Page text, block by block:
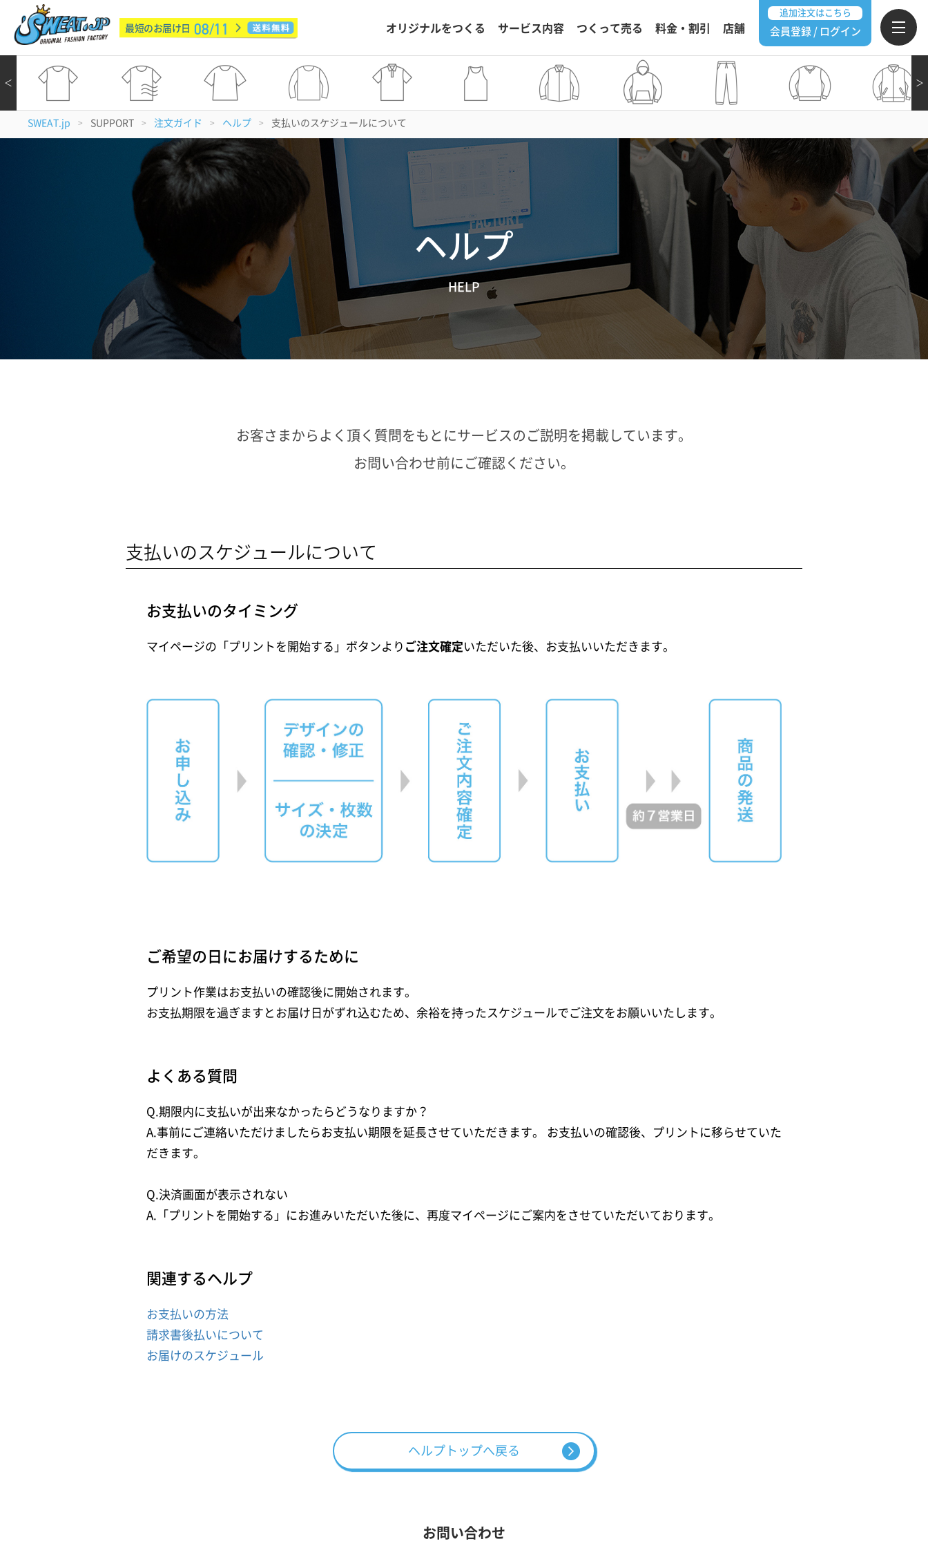
最短のお届け日 08/11 オリジナルをつくる サービス内容 つくって売る 料金・割引 店舗
追加注文はこちら
会員登録 / ログイン
＞
＜
SWEAT.jp > SUPPORT > 注文ガイド > ヘルプ > 支払いのスケジュールについて
ヘルプ
HELP
お客さまからよく頂く質問をもとにサービスのご説明を掲載しています。
お問い合わせ前にご確認ください。
支払いのスケジュールについて
お支払いのタイミング
マイページの「プリントを開始する」ボタンより ご注文確定いただいた後、お支払いいただきます。
ご希望の日にお届けするために
プリント作業はお支払いの確認後に開始されます。
お支払期限を過ぎますとお届け日がずれ込むため、余裕を持ったスケジュールでご注文をお願いいたします。
よくある質問
Q.期限内に支払いが出来なかったらどうなりますか？
A.事前にご連絡いただけましたらお支払い期限を延長させていただきます。 お支払いの確認後、プリントに移らせていた
だきます。
Q.決済画面が表示されない
A.「プリントを開始する」にお進みいただいた後に、再度マイページにご案内をさせていただいております。
関連するヘルプ
お支払いの方法
請求書後払いについて
お届けのスケジュール
ヘルプトップへ戻る
お問い合わせ